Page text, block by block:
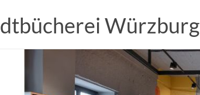
Würzburg